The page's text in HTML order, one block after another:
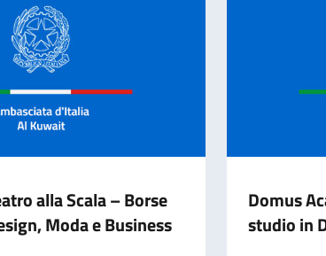
alla Scala – Borse
Moda e Business
Domus
studio in